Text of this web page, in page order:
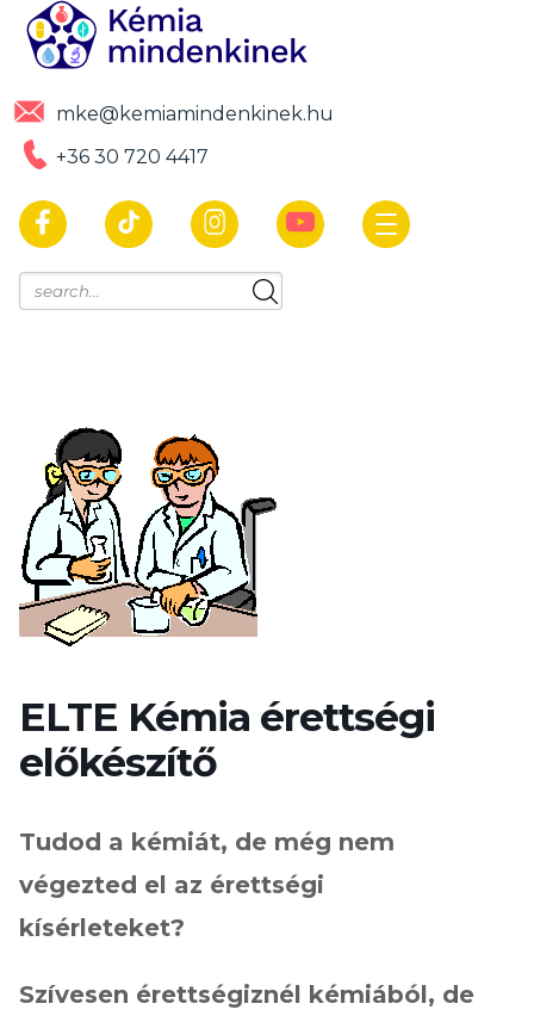
mke@kemiamindenkinek.hu
+36 30 720 4417
ELTE Kémia érettségi
előkészítő
Tudod a kémiát, de még nem
végezted el az érettségi
kísérleteket?
Szívesen érettségiznél kémiából, de